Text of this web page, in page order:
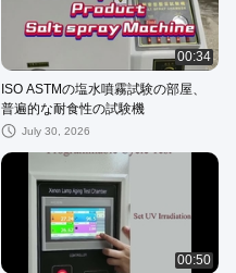
00:34
ISO ASTMの塩水噴霧試験の部屋、
普遍的な耐食性の試験機
July 30, 2026
00:50